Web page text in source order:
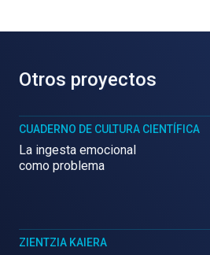
Otros proyectos
CUADERNO DE CULTURA CIENTÍFICA
La ingesta emocional
como problema
ZIENTZIA KAIERA